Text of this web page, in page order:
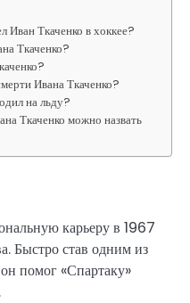
Иван Ткаченко в хоккее?
Ткаченко?
Ивана Ткаченко?
на льду?
Ткаченко можно назвать
карьеру в 1967
Быстро став одним из
помог «Спартаку»